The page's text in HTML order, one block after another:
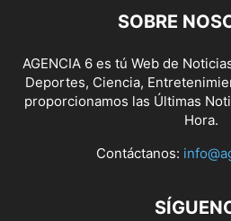
SOBRE
AGENCIA 6 es tú Web de
Deportes, Ciencia,
proporcionamos las Últimas
Hora.
Contáctanos: